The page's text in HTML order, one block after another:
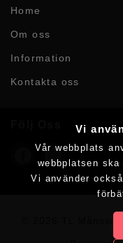
Home
Om oss
Information
Kontakta oss
© 2026 TL
Powered
Vi
Vår webbplats
webbplatsen
Vi använder